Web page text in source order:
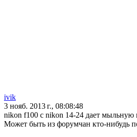
ivik
3 нояб. 2013 г., 08:08:48
nikon f100 c nikon 14-24 дает мыльную
Может быть из форумчан кто-нибудь